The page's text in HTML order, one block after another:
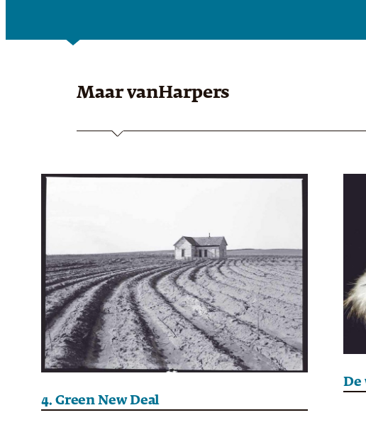
Maar vanHarpers
4. Green New Deal
De